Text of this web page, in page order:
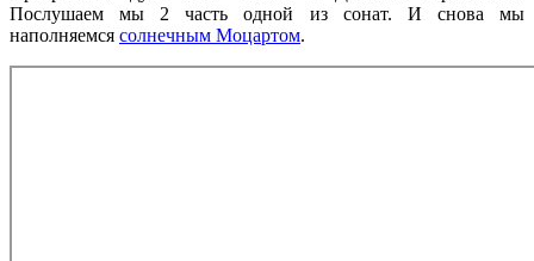
Послушаем мы 2 часть одной из сонат. И снова мы
наполняемся солнечным Моцартом.